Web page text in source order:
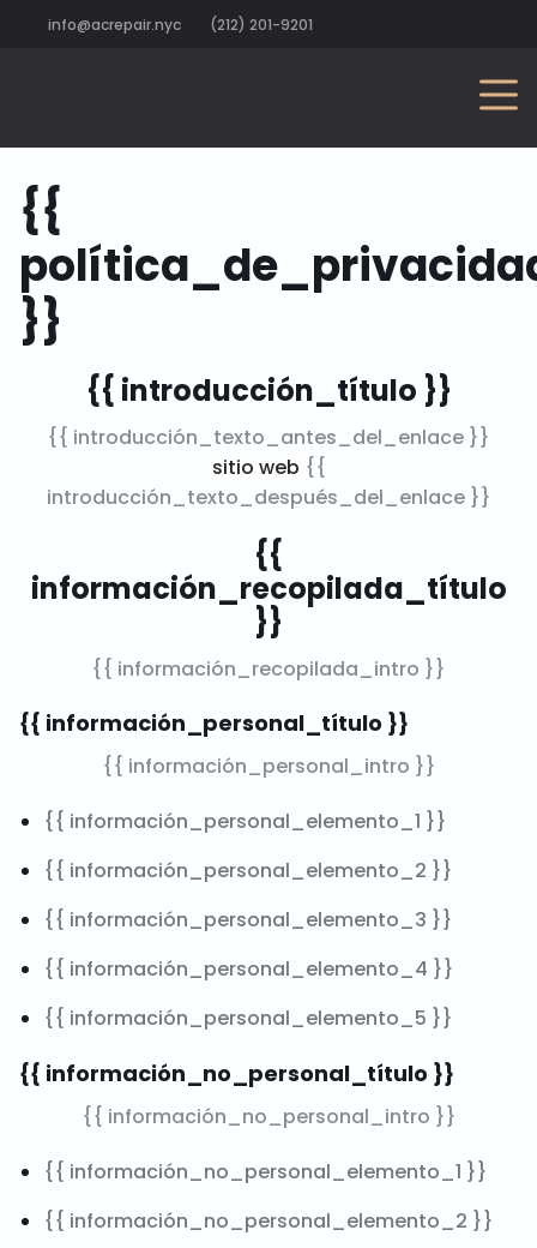
info@acrepair.nyc (212) 201-9201
{{
}}
{{ introducción_título }}
{{ introducción_texto_antes_del_enlace }}
sitio web {{
introducción_texto_después_del_enlace }}
{{
información_recopilada_título
}}
{{ información_recopilada_intro }}
{{ información_personal_título }}
{{ información_personal_intro }}
{{ información_personal_elemento_1 }}
{{ información_personal_elemento_2 }}
{{ información_personal_elemento_3 }}
{{ información_personal_elemento_4 }}
{{ información_personal_elemento_5 }}
{{ información_no_personal_título }}
{{ información_no_personal_intro }}
{{ información_no_personal_elemento_1 }}
{{ información_no_personal_elemento_2 }}